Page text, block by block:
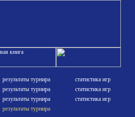
результаты турнира
статистика игр
результаты турнира
статистика игр
результаты турнира
статистика игр
результаты турнира